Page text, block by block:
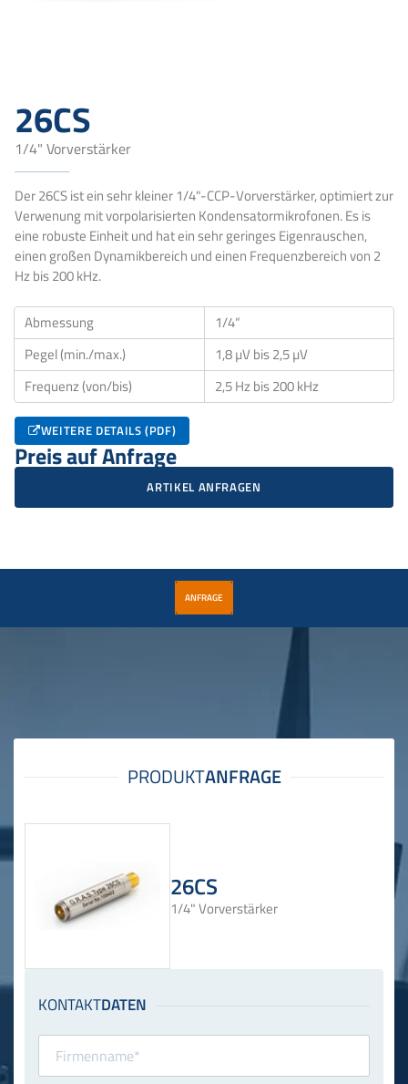
26CS
1/4" Vorverstärker
Der 26CS ist ein sehr kleiner 1/4"-CCP-Vorverstärker, optimiert zur
Verwenung mit vorpolarisierten Kondensatormikrofonen. Es is
eine robuste Einheit und hat ein sehr geringes Eigenrauschen,
einen großen Dynamikbereich und einen Frequenzbereich von 2
Hz bis 200 kHz.
Abmessung
1/4“
Pegel (min./max.)
1,8 µV bis 2,5 µV
Frequenz (von/bis)
2,5 Hz bis 200 kHz
WEITERE DETAILS (PDF)
Preis auf Anfrage
ARTIKEL ANFRAGEN
ANFRAGE
26CS
1/4" Vorverstärker